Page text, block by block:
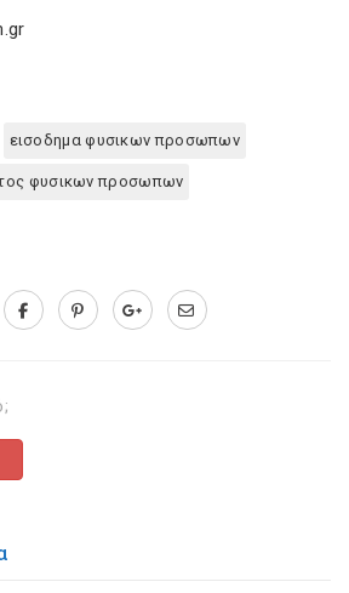
εισοδημα φυσικων προσωπων
φυσικων προσωπων